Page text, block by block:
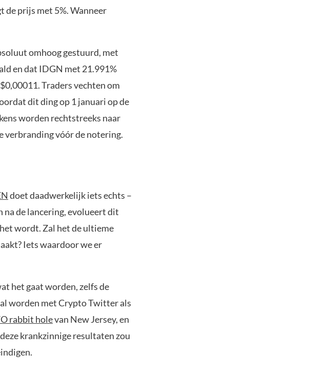
de prijs met 5%. Wanneer
omhoog gestuurd, met
en dat IDGN met 21.991%
Traders vechten om
dit ding op 1 januari op de
worden rechtstreeks naar
verbranding vóór de notering.
doet daadwerkelijk iets echts –
na de lancering, evolueert dit
wordt. Zal het de ultieme
Iets waardoor we er
het gaat worden, zelfs de
worden met Crypto Twitter als
rabbit holevan New Jersey, en
krankzinnige resultaten zou